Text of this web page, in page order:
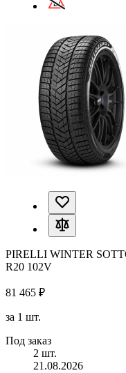
PIRELLI WINTER
R20 102V
81 465 ₽
за 1 шт.
Под заказ
2 шт.
21.08.2026